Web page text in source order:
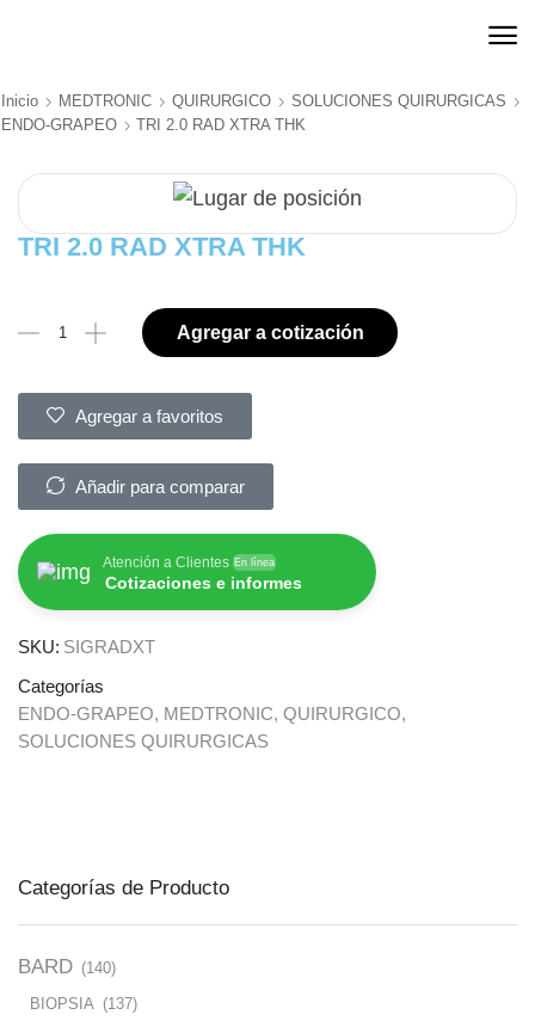
Inicio MEDTRONIC QUIRURGICO
SOLUCIONES QUIRURGICAS
ENDO-GRAPEO
TRI 2.0 RAD XTRA THK
TRI 2.0 RAD XTRA THK
Agregar a cotización
Agregar a favoritos
Añadir para comparar
Atención a Clientes En línea
Cotizaciones e informes
SKU: SIGRADXT
Categorías
ENDO-GRAPEO, MEDTRONIC, QUIRURGICO,
SOLUCIONES QUIRURGICAS
Categorías de Producto
BARD (140)
BIOPSIA (137)